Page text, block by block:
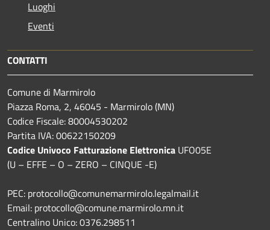
Luoghi
Eventi
CONTATTI
Comune di Marmirolo
Piazza Roma, 2, 46045 - Marmirolo (MN)
Codice Fiscale: 80004530202
Partita IVA: 00622150209
Codice Univoco Fatturazione Elettronica UFO05E
(U – EFFE – O – ZERO – CINQUE -E)
PEC: protocollo@comunemarmirolo.legalmail.it
Email: protocollo@comune.marmirolo.mn.it
Centralino Unico: 0376.298511